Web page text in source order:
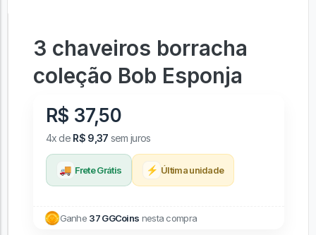
3 chaveiros borracha
coleção Bob Esponja
R$ 37,50
4x de R$ 9,37 sem juros
🚚 Frete Grátis ⚡ Última unidade
Ganhe 37 GGCoins nesta compra